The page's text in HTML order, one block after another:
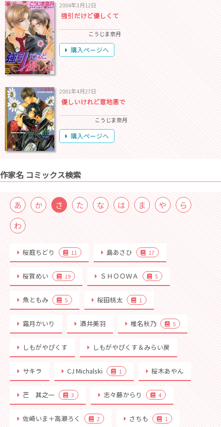
2004年3月12日
強引だけど優しくて
こうじま奈月
購入ページへ
2001年4月27日
優しいけれど意地悪で
こうじま奈月
購入ページへ
作家名 コミックス検索
あ か さ た な は ま や
ら
わ
桜庭ちどり 11 島あさひ 17
桜賀めい 19 ＳＨＯＯＷＡ 5
魚ともみ 5 桜田桃太 1
霜月かいり 酒井美羽 椎名秋乃 5
しもがやぴくす しもがやぴくす＆みらい戻
サキラ CJ Michalski 1 桜木あやん
芒 其之一 3 志々藤からり 4
佐崎いま＋高瀬ろく 2 さちも 1